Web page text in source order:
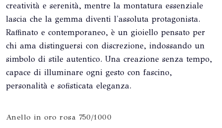
creatività e serenità, mentre la montatura essenziale
lascia che la gemma diventi l'assoluta protagonista.
Raffinato e contemporaneo, è un gioiello pensato per
chi ama distinguersi con discrezione, indossando un
simbolo di stile autentico. Una creazione senza tempo,
capace di illuminare ogni gesto con fascino,
personalità e sofisticata eleganza.
Anello in oro rosa 750/1000